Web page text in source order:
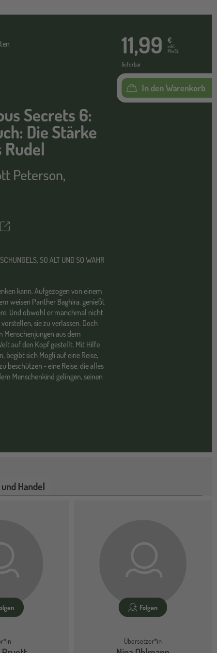
Secrets 6:
Die Stärke
Rudel
Peterson,
Teilen
SO ALT UND SO WAHR
kann. Aufgezogen von einem
weisen Panther Baghira, genießt
Und obwohl er manchmal nicht
sie zu verlassen. Doch
Menschenjungen aus dem
auf den Kopf gestellt. Mit Hilfe
begibt sich Mogli auf eine Reise,
beschützen - eine Reise, die alles
Menschenkind gelingen, seinen
11,99 €
inkl.
MwSt.
lieferbar
In den Warenkorb
Handel
Folgen
Übersetzer*in